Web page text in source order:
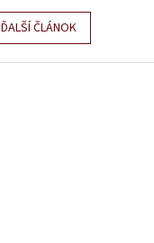
ĎALŠÍ ČLÁNOK